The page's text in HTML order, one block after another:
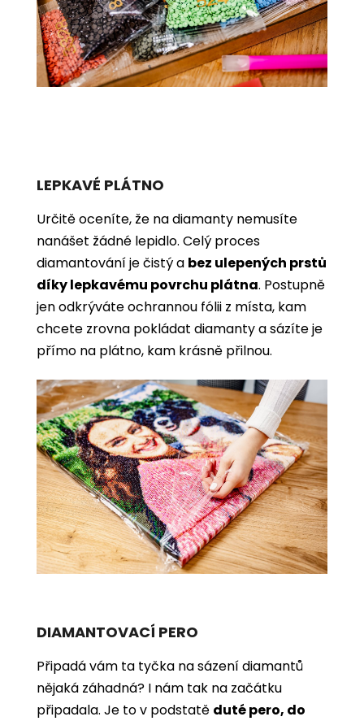
LEPKAVÉ PLÁTNO
Určitě oceníte, že na diamanty nemusíte
nanášet žádné lepidlo. Celý proces
diamantování je čistý a bez ulepených prstů
díky lepkavému povrchu plátna. Postupně
jen odkrýváte ochrannou fólii z místa, kam
chcete zrovna pokládat diamanty a sázíte je
přímo na plátno, kam krásně přilnou.
DIAMANTOVACÍ PERO
Připadá vám ta tyčka na sázení diamantů
nějaká záhadná? I nám tak na začátku
připadala. Je to v podstatě duté pero, do